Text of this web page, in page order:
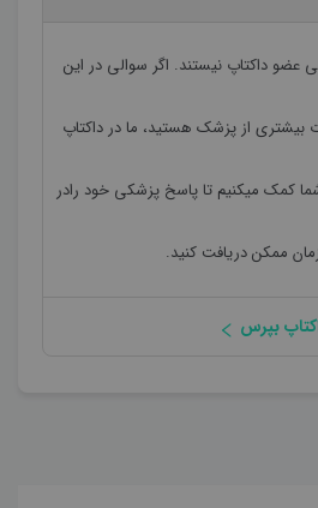
عضو داکتاپ نیستند. اگر سوالی در این
بیشتری از پزشک هستید، ما در داکتاپ
کمک میکنیم تا پاسخ پزشکی خود رادر
ممکن دریافت کنید.
بپرس